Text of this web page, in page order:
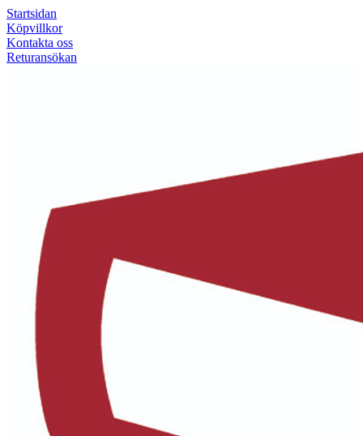
Startsidan
Köpvillkor
Kontakta oss
Returansökan